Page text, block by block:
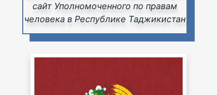
сайт Уполномоченного по правам
человека в Республике Таджикистан